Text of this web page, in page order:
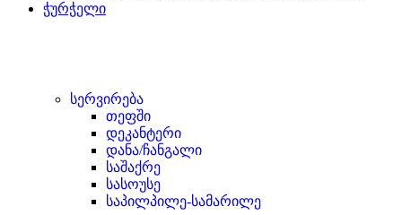
ჭურჭელი
სერვირება
თეფში
დეკანტერი
დანა/ჩანგალი
საშაქრე
სასოუსე
საპილპილე-სამარილე